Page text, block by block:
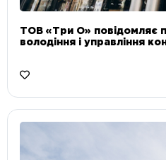
ТОВ «Три О» повідомляє
володіння і управління